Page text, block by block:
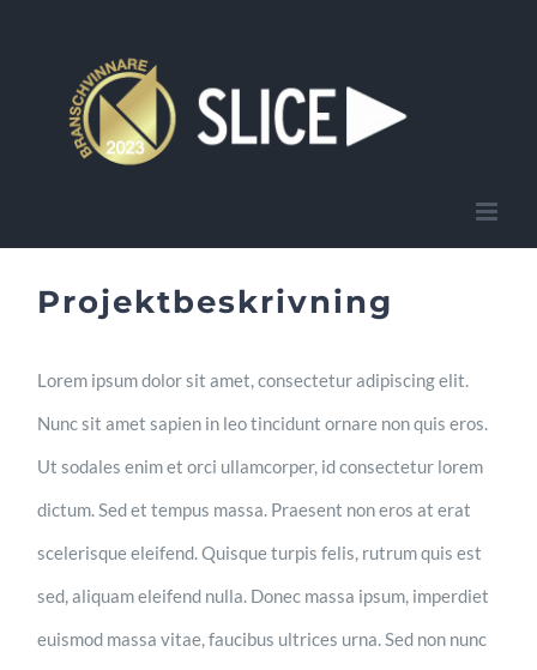
innehållet
Projektbeskrivning
Lorem ipsum dolor sit amet, consectetur adipiscing elit.
Nunc sit amet sapien in leo tincidunt ornare non quis eros.
Ut sodales enim et orci ullamcorper, id consectetur lorem
dictum. Sed et tempus massa. Praesent non eros at erat
scelerisque eleifend. Quisque turpis felis, rutrum quis est
sed, aliquam eleifend nulla. Donec massa ipsum, imperdiet
euismod massa vitae, faucibus ultrices urna. Sed non nunc